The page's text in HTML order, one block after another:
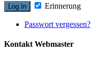
Erinnerung
Passwort vergessen?
Kontakt Webmaster